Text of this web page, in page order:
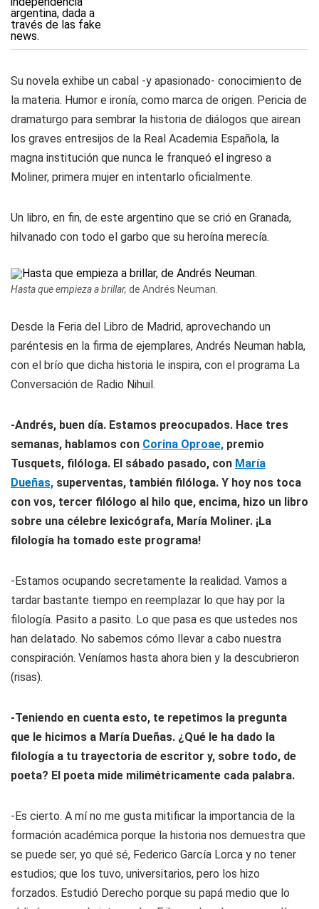
Su novela exhibe un cabal -y apasionado- conocimiento de
la materia. Humor e ironía, como marca de origen. Pericia de
dramaturgo para sembrar la historia de diálogos que airean
los graves entresijos de la Real Academia Española, la
magna institución que nunca le franqueó el ingreso a
Moliner, primera mujer en intentarlo oficialmente.
Un libro, en fin, de este argentino que se crió en Granada,
hilvanado con todo el garbo que su heroína merecía.
Hasta que empieza a brillar, de Andrés Neuman.
Desde la Feria del Libro de Madrid, aprovechando un
paréntesis en la firma de ejemplares, Andrés Neuman habla,
con el brío que dicha historia le inspira, con el programa La
Conversación de Radio Nihuil.
-Andrés, buen día. Estamos preocupados. Hace tres
semanas, hablamos con Corina Oproae, premio
Tusquets, filóloga. El sábado pasado, con María
Dueñas, superventas, también filóloga. Y hoy nos toca
con vos, tercer filólogo al hilo que, encima, hizo un libro
sobre una célebre lexicógrafa, María Moliner. ¡La
filología ha tomado este programa!
-Estamos ocupando secretamente la realidad. Vamos a
tardar bastante tiempo en reemplazar lo que hay por la
filología. Pasito a pasito. Lo que pasa es que ustedes nos
han delatado. No sabemos cómo llevar a cabo nuestra
conspiración. Veníamos hasta ahora bien y la descubrieron
(risas).
-Teniendo en cuenta esto, te repetimos la pregunta
que le hicimos a María Dueñas. ¿Qué le ha dado la
filología a tu trayectoria de escritor y, sobre todo, de
poeta? El poeta mide milimétricamente cada palabra.
-Es cierto. A mí no me gusta mitificar la importancia de la
formación académica porque la historia nos demuestra que
se puede ser, yo qué sé, Federico García Lorca y no tener
estudios; que los tuvo, universitarios, pero los hizo
forzados. Estudió Derecho porque su papá medio que lo